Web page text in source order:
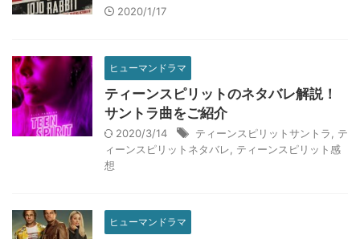
2020/1/17
ヒューマンドラマ
ティーンスピリットのネタバレ解説！
サントラ曲をご紹介
2020/3/14 ティーンスピリットサントラ
テ
ィーンスピリットネタバレ
ティーンスピリット感
想
ヒューマンドラマ